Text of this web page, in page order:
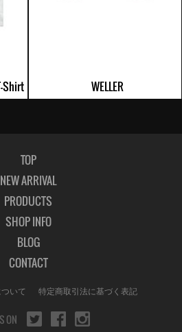
Shirt WELLER
TOP
NEW ARRIVAL
PRODUCTS
SHOP INFO
BLOG
CONTACT
いて 特定商取引法に基づく表記
ON